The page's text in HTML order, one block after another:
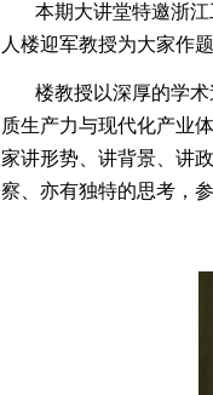
本期大讲堂特邀浙
人楼迎军教授为大家作
楼教授以深厚的学
质生产力与现代化产业
家讲形势、讲背景、讲
察、亦有独特的思考，